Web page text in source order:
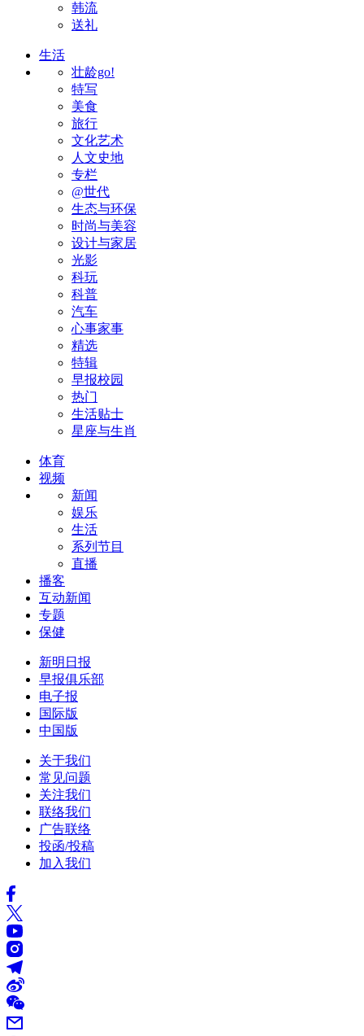
韩流
送礼
生活
壮龄go!
特写
美食
旅行
文化艺术
人文史地
专栏
@世代
生态与环保
时尚与美容
设计与家居
光影
科玩
科普
汽车
心事家事
精选
特辑
早报校园
热门
生活贴士
星座与生肖
体育
视频
新闻
娱乐
生活
系列节目
直播
播客
互动新闻
专题
保健
新明日报
早报俱乐部
电子报
国际版
中国版
关于我们
常见问题
关注我们
联络我们
广告联络
投函/投稿
加入我们